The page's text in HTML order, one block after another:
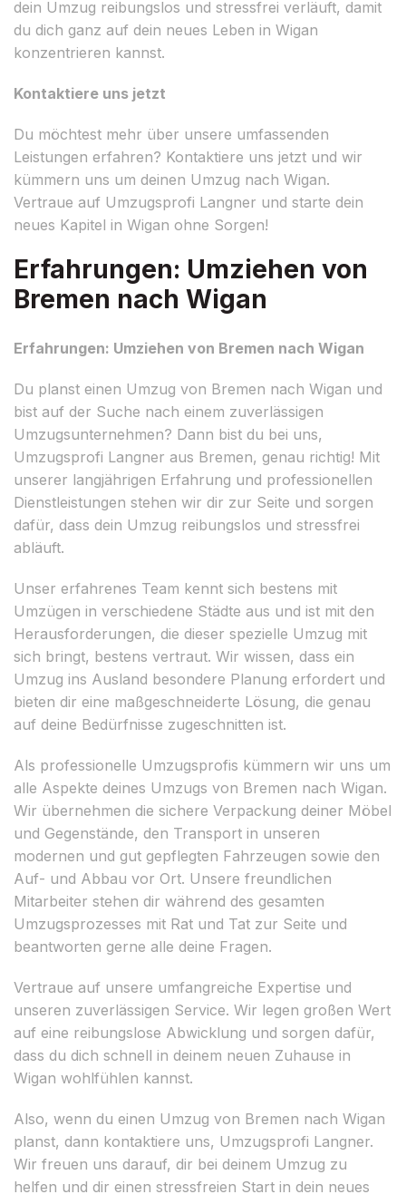
dein Umzug reibungslos und stressfrei verläuft, damit
du dich ganz auf dein neues Leben in Wigan
konzentrieren kannst.
Kontaktiere uns jetzt
Du möchtest mehr über unsere umfassenden
Leistungen erfahren? Kontaktiere uns jetzt und wir
kümmern uns um deinen Umzug nach Wigan.
Vertraue auf Umzugsprofi Langner und starte dein
neues Kapitel in Wigan ohne Sorgen!
Erfahrungen: Umziehen von
Bremen nach Wigan
Erfahrungen: Umziehen von Bremen nach Wigan
Du planst einen Umzug von Bremen nach Wigan und
bist auf der Suche nach einem zuverlässigen
Umzugsunternehmen? Dann bist du bei uns,
Umzugsprofi Langner aus Bremen, genau richtig! Mit
unserer langjährigen Erfahrung und professionellen
Dienstleistungen stehen wir dir zur Seite und sorgen
dafür, dass dein Umzug reibungslos und stressfrei
abläuft.
Unser erfahrenes Team kennt sich bestens mit
Umzügen in verschiedene Städte aus und ist mit den
Herausforderungen, die dieser spezielle Umzug mit
sich bringt, bestens vertraut. Wir wissen, dass ein
Umzug ins Ausland besondere Planung erfordert und
bieten dir eine maßgeschneiderte Lösung, die genau
auf deine Bedürfnisse zugeschnitten ist.
Als professionelle Umzugsprofis kümmern wir uns um
alle Aspekte deines Umzugs von Bremen nach Wigan.
Wir übernehmen die sichere Verpackung deiner Möbel
und Gegenstände, den Transport in unseren
modernen und gut gepflegten Fahrzeugen sowie den
Auf- und Abbau vor Ort. Unsere freundlichen
Mitarbeiter stehen dir während des gesamten
Umzugsprozesses mit Rat und Tat zur Seite und
beantworten gerne alle deine Fragen.
Vertraue auf unsere umfangreiche Expertise und
unseren zuverlässigen Service. Wir legen großen Wert
auf eine reibungslose Abwicklung und sorgen dafür,
dass du dich schnell in deinem neuen Zuhause in
Wigan wohlfühlen kannst.
Also, wenn du einen Umzug von Bremen nach Wigan
planst, dann kontaktiere uns, Umzugsprofi Langner.
Wir freuen uns darauf, dir bei deinem Umzug zu
helfen und dir einen stressfreien Start in dein neues